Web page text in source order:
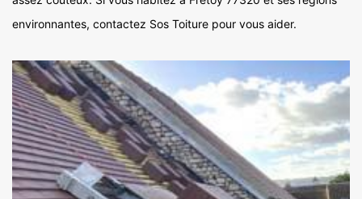
environnantes, contactez Sos Toiture pour vous aider.